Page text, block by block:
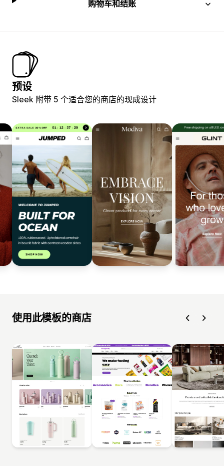
购物车和结账
预设
Sleek 附带 5 个适合您的商店的现成设计
使用此模板的商店